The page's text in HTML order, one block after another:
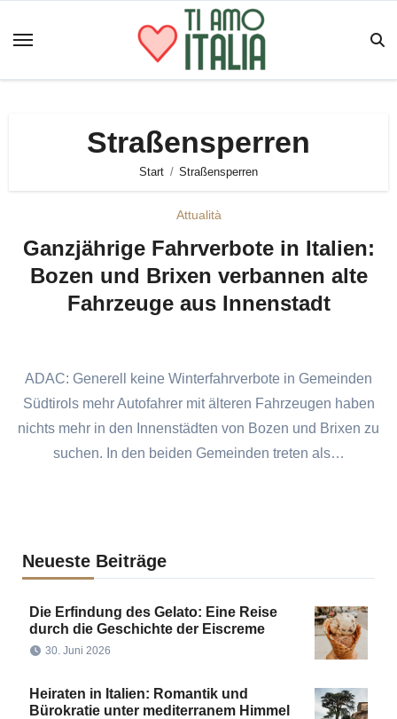
Inhalt
Straßensperren
Start Straßensperren
Attualità
Ganzjährige Fahrverbote in Italien:
Bozen und Brixen verbannen alte
Fahrzeuge aus Innenstadt
ADAC: Generell keine Winterfahrverbote in Gemeinden
Südtirols mehr Autofahrer mit älteren Fahrzeugen haben
nichts mehr in den Innenstädten von Bozen und Brixen zu
suchen. In den beiden Gemeinden treten als…
Neueste Beiträge
Die Erfindung des Gelato: Eine Reise
durch die Geschichte der Eiscreme
30. Juni 2026
Heiraten in Italien: Romantik und
Bürokratie unter mediterranem Himmel